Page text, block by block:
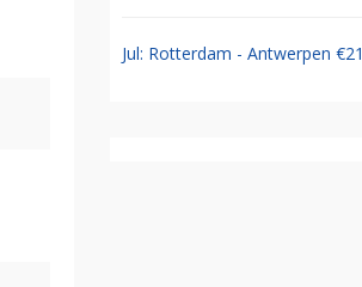
Jul: Rotterdam - Antwerpen €21